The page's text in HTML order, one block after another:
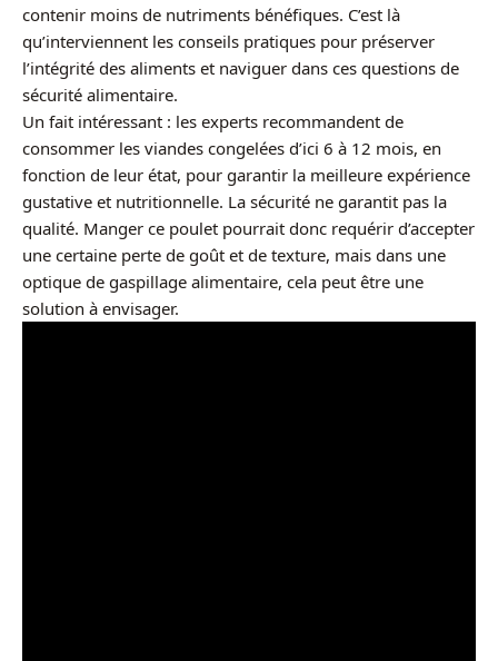
contenir moins de nutriments bénéfiques. C’est là
qu’interviennent les conseils pratiques pour préserver
l’intégrité des aliments et naviguer dans ces questions de
sécurité alimentaire.
Un fait intéressant : les experts recommandent de
consommer les viandes congelées d’ici 6 à 12 mois, en
fonction de leur état, pour garantir la meilleure expérience
gustative et nutritionnelle. La sécurité ne garantit pas la
qualité. Manger ce poulet pourrait donc requérir d’accepter
une certaine perte de goût et de texture, mais dans une
optique de gaspillage alimentaire, cela peut être une
solution à envisager.